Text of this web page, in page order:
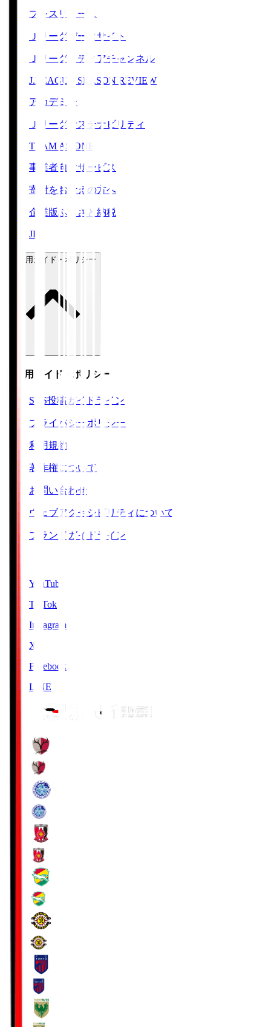
プレスリリース
Ｊリーグデータサイト
Ｊリーグメディアチャンネル
J.LEAGUE SEASON REVIEW
アカデミー
Ｊリーグサステナビリティ
TEAM AS ONE
事業者向けサービス
寄附をお考えの方へ
企業版ふるさと納税
JFA
ご利用ガイド・ポリシー
ご利用ガイド・ポリシー
SNS投稿ガイドライン
プライバシーポリシー
利用規約
著作権について
お問い合わせ
ウェブアクセシビリティについて
ブランドガイドライン
YouTube
TikTok
Instagram
X
Facebook
LINE